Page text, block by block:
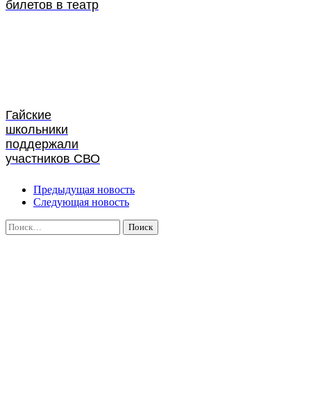
билетов в театр
Гайские
школьники
поддержали
участников СВО
Предыдущая новость
Следующая новость
Найти: